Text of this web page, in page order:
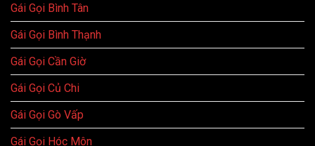
Gái Gọi Bình Tân
Gái Gọi Bình Thạnh
Gái Gọi Cần Giờ
Gái Gọi Củ Chi
Gái Gọi Gò Vấp
Gái Gọi Hóc Môn